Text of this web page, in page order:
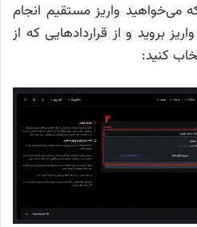
که می‌خواهید واریز مستقیم انجام
بروید و از قراردادهایی که از
کنید: